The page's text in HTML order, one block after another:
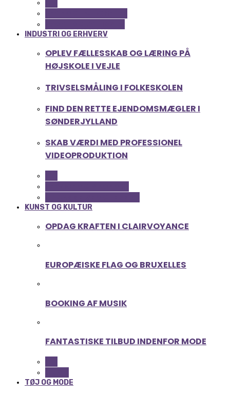
INDUSTRI OG ERHVERV
OPLEV FÆLLESSKAB OG LÆRING PÅ
HØJSKOLE I VEJLE
TRIVSELSMÅLING I FOLKESKOLEN
FIND DEN RETTE EJENDOMSMÆGLER I
SØNDERJYLLAND
SKAB VÆRDI MED PROFESSIONEL
VIDEOPRODUKTION
KUNST OG KULTUR
OPDAG KRAFTEN I CLAIRVOYANCE
EUROPÆISKE FLAG OG BRUXELLES
BOOKING AF MUSIK
FANTASTISKE TILBUD INDENFOR MODE
TØJ OG MODE